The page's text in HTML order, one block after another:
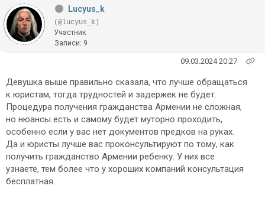
Lucyus_k
(@lucyus_k)
Участник
Записи: 9
09.03.2024 20:27
Девушка выше правильно сказала, что лучше обращаться
к юристам, тогда трудностей и задержек не будет.
Процедура получения гражданства Армении не сложная,
но нюансы есть и самому будет муторно проходить,
особенно если у вас нет документов предков на руках.
Да и юристы лучше вас проконсультируют по тому, как
получить гражданство Армении ребенку. У них все
узнаете, тем более что у хороших компаний консультация
бесплатная.